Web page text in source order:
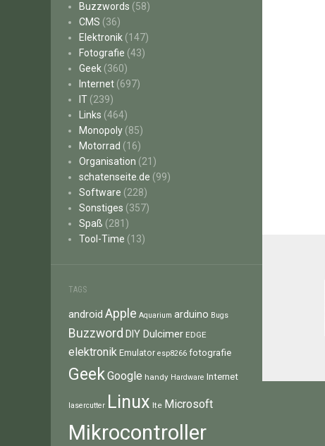
Buzzwords (58)
CMS (36)
Elektronik (147)
Fotografie (43)
Geek (360)
Internet (697)
IT (239)
Links (464)
Monopoly (85)
Motorrad (16)
Organisation (21)
schatenseite.de (99)
Software (228)
Sonstiges (357)
Spaß (281)
Tool-Time (13)
TAGS
android Apple Aquarium arduino Bugs
Buzzword DIY Dulcimer EDGE
elektronik Emulator esp8266 fotografie
GeekGoogle handy Hardware Internet
lasercutter Linux lte Microsoft
Mikrocontroller